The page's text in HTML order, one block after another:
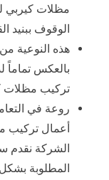
مظلات كيربي
الوقوف ببنيد
هذه النوعية
بالعكس تماماً
تركيب مظلات
روعة في
أعمال تركيب
الشركة
المطلوبة